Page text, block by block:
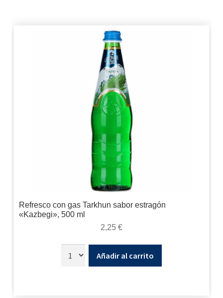
Refresco con gas Tarkhun sabor estragón
«Kazbegi», 500 ml
2,25 €
Añadir al carrito